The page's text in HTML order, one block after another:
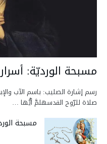
مسبحة الورديّة:
رسم إشارة الصليب: باسم الآب
صلاة للرّوح القدسهلمَّ أيُّها …
مسبحة